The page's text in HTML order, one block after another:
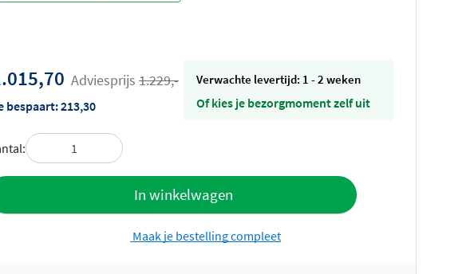
Adviesprijs 1.229,-
bespaart:213,30
Verwachte levertijd: 1 - 2 weken
Of kies je bezorgmoment zelf uit
In winkelwagen
Toevoegen aan offerte
Maak je bestelling compleet